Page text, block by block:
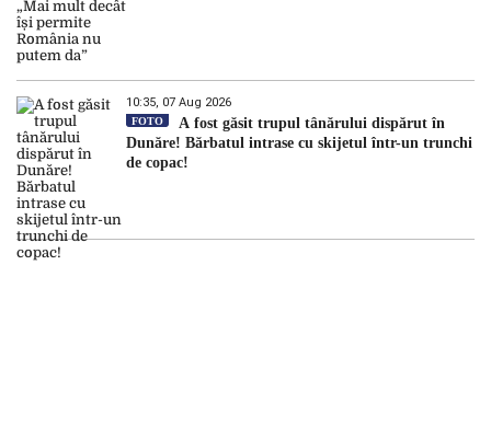
10:35, 07 Aug 2026
FOTO
A fost găsit trupul tânărului dispărut în
Dunăre! Bărbatul intrase cu skijetul într-un trunchi
de copac!